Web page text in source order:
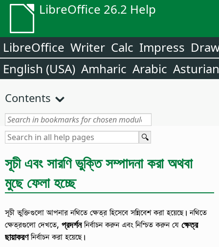
LibreOffice 26.2 Help
LibreOffice Writer Calc Impress
English (USA) Amharic Arabic Asturian
Contents
সূচী এবং সারণি ভুক্তি সম্পাদনা করা অথবা
মুছে ফেলা হচ্ছে
সূচী ভুক্তিগুলো আপনার নথিতে ক্ষেত্র হিসেবে সন্নিবেশ করা হয়েছে। নথিতে
ক্ষেত্রগুলো দেখতে, প্রদর্শননির্বাচন করুন এবং নিশ্চিত করুন যে ক্ষেত্র
ছায়াকরণনির্বাচন করা হয়েছে।